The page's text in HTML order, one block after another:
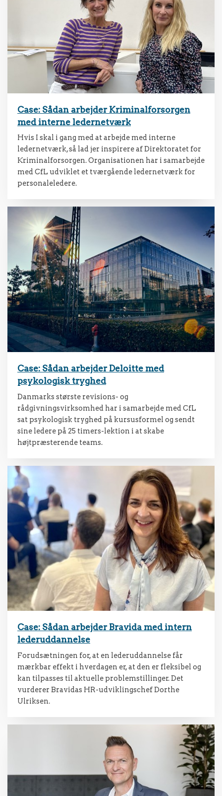
Case: Sådan arbejder Kriminalforsorgen
med interne ledernetværk
Hvis I skal i gang med at arbejde med interne
ledernetværk, så lad jer inspirere af Direktoratet for
Kriminalforsorgen. Organisationen har i samarbejde
med CfL udviklet et tværgående ledernetværk for
personaleledere.
Case: Sådan arbejder Deloitte med
psykologisk tryghed
Danmarks største revisions- og
rådgivningsvirksomhed har i samarbejde med CfL
sat psykologisk tryghed på kursusformel og sendt
sine ledere på 25 timers-lektion i at skabe
højtpræsterende teams.
Case: Sådan arbejder Bravida med intern
lederuddannelse
Forudsætningen for, at en lederuddannelse får
mærkbar effekt i hverdagen er, at den er fleksibel og
kan tilpasses til aktuelle problemstillinger. Det
vurderer Bravidas HR-udviklingschef Dorthe
Ulriksen.